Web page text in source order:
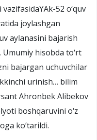
52 o‘quv
joylashgan
aylanasini bajarish
Umumiy hisobda to‘rt
bajargan uchuvchilar
urinish… bilim
Ahronbek Alibekov
boshqaruvini o‘z
ko‘tarildi.